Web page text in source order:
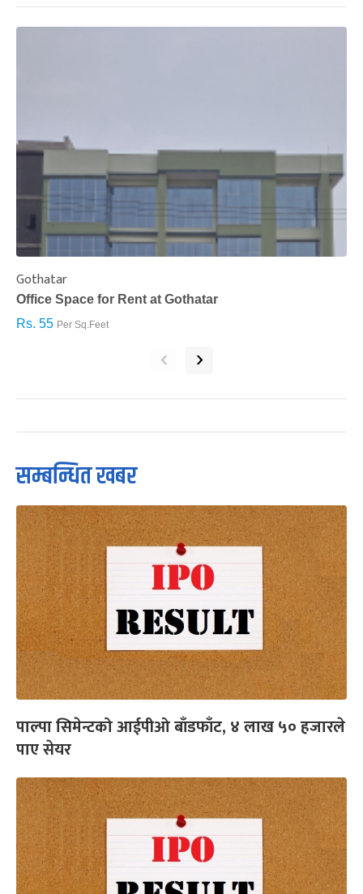
Gothatar
Office Space for Rent at Gothatar
Rs. 55 Per Sq.Feet
‹ ›
सम्बन्धित खबर
पाल्पा सिमेन्टको आईपीओ बाँडफाँट, ४ लाख ५० हजारले
पाए सेयर